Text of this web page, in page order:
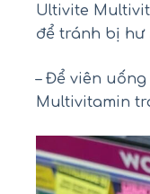
Ultivite
để tránh bị hư
– Để viên uống
Multivitamin